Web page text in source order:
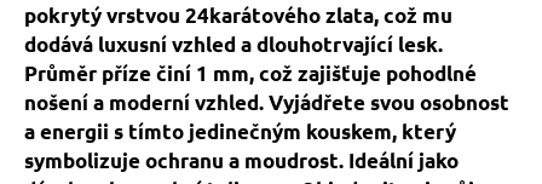
pokrytý vrstvou 24karátového zlata, což mu
dodává luxusní vzhled a dlouhotrvající lesk.
Průměr příze činí 1 mm, což zajišťuje pohodlné
nošení a moderní vzhled. Vyjádřete svou osobnost
a energii s tímto jedinečným kouskem, který
symbolizuje ochranu a moudrost. Ideální jako
D
o
p
o
r